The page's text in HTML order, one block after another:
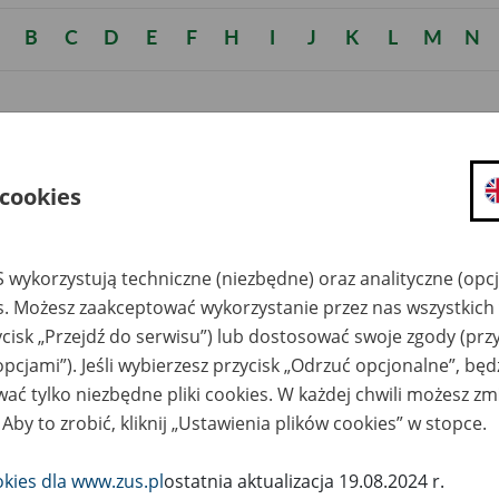
B C D E F H I J K L M N
wyjątkowe
mające na celu utrzymanie w stosunku do osoby
zwykłego wykonywania pracy podczas jej wykonywania
other
wykorzystują techniczne (niezbędne) oraz analityczne
Możesz zaakceptować wykorzystanie przez nas
„Przejdź do serwisu”) lub dostosować swoje zgody
Jeśli wybierzesz przycisk „Odrzuć opcjonalne”,
tylko niezbędne pliki cookies. W każdej chwili możesz
to zrobić, kliknij „Ustawienia plików cookies” w stopce.
dla www.zus.plostatnia aktualizacja 19.08.2024 r.